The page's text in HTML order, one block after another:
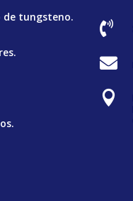
de tungsteno.


